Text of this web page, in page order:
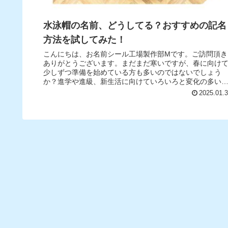
水泳帽の名前、どうしてる？おすすめの記名
方法を試してみた！
こんにちは、お名前シール工場製作部Mです。ご訪問頂き
ありがとうございます。まだまだ寒いですが、春に向けて
少しずつ準備を始めている方も多いのではないでしょう
か？進学や進級、新生活に向けていろいろと変化の多い時